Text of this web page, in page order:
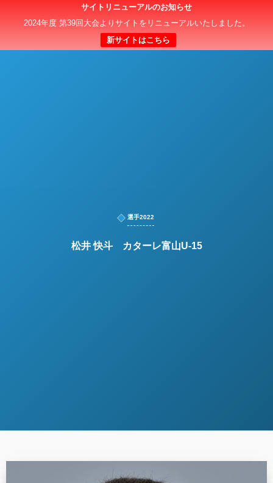
サイトリニューアルのお知らせ
2024年度 第39回大会よりサイトをリニューアルいたしました。
新サイトはこちら
日本クラブユースサッカー選手権（U-15）大会
選手2022
松井 快斗 カターレ富山U-15